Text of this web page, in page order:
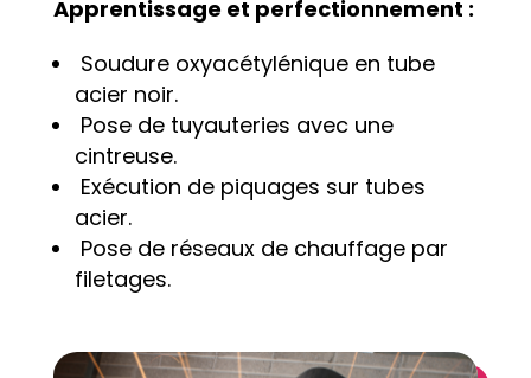
Apprentissage et perfectionnement :
Soudure oxyacétylénique en tube
acier noir.
Pose de tuyauteries avec une
cintreuse.
Exécution de piquages sur tubes
acier.
Pose de réseaux de chauffage par
filetages.